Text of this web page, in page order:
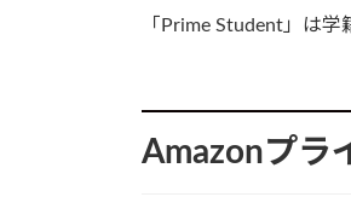
「Prime Student」は
Amazonプラ